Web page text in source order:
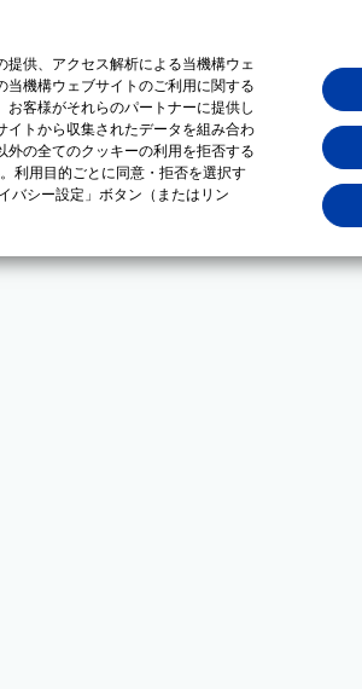
供、アクセス解析による当機構ウェ
機構ウェブサイトのご利用に関する
客様がそれらのパートナーに提供し
トから収集されたデータを組み合わ
の全てのクッキーの利用を拒否する
利用目的ごとに同意・拒否を選択す
バシー設定」ボタン（またはリン